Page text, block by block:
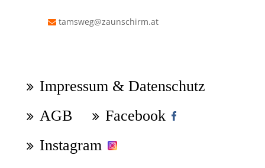
tamsweg@zaunschirm.at
überspringen
Impressum & Datenschutz
AGB
Facebook
Instagram